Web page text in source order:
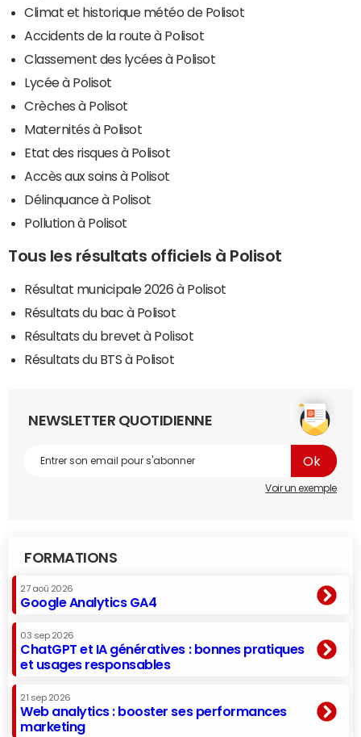
Climat et historique météo de Polisot
Accidents de la route à Polisot
Classement des lycées à Polisot
Lycée à Polisot
Crèches à Polisot
Maternités à Polisot
Etat des risques à Polisot
Accès aux soins à Polisot
Délinquance à Polisot
Pollution à Polisot
Tous les résultats officiels à Polisot
Résultat municipale 2026 à Polisot
Résultats du bac à Polisot
Résultats du brevet à Polisot
Résultats du BTS à Polisot
NEWSLETTER QUOTIDIENNE
Voir un exemple
FORMATIONS
27 aoû 2026
Google Analytics GA4
03 sep 2026
ChatGPT et IA génératives : bonnes pratiques
et usages responsables
21 sep 2026
Web analytics : booster ses performances
marketing